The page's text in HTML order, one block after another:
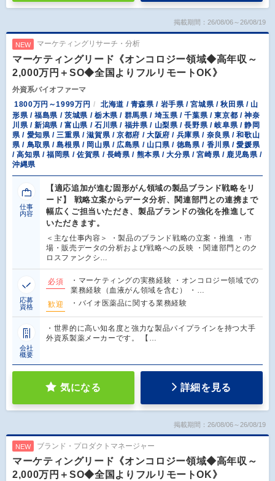
掲載期間：26/08/06～26/08/19
NEW マーケティングリサーチ・分析
マーケティングリード《オンコロジー領域◆高年収～
2,000万円＋SO◆全国よりフルリモートOK》
外資系バイオファーマ
1800万円～1999万円
北海道 / 青森県 / 岩手県 / 宮城県 / 秋田県 / 山
形県 / 福島県 / 茨城県 / 栃木県 / 群馬県 / 埼玉県 / 千葉県 / 東京都 / 神奈
川県 / 新潟県 / 富山県 / 石川県 / 福井県 / 山梨県 / 長野県 / 岐阜県 / 静岡
県 / 愛知県 / 三重県 / 滋賀県 / 京都府 / 大阪府 / 兵庫県 / 奈良県 / 和歌山
県 / 鳥取県 / 島根県 / 岡山県 / 広島県 / 山口県 / 徳島県 / 香川県 / 愛媛県
/ 高知県 / 福岡県 / 佐賀県 / 長崎県 / 熊本県 / 大分県 / 宮崎県 / 鹿児島県 /
沖縄県
仕事
内容
【適応追加が進む固形がん領域の製品ブランド戦略をリ
ード】 戦略立案からデータ分析、関連部門との連携まで
幅広くご担当いただき、製品ブランドの強化を推進して
いただきます。
＜主な仕事内容＞ ・製品のブランド戦略の立案・推進 ・市
場・販売データの分析および戦略への反映 ・関連部門とのク
ロスファンクシ…
応募
資格
必須
・マーケティングの実務経験 ・オンコロジー領域での
業務経験（血液がん領域を含む） ・…
歓迎
・バイオ医薬品に関する業務経験
会社
概要
・世界的に高い知名度と強力な製品パイプラインを持つ大手
外資系製薬メーカーです。 【…
気になる 詳細を見る
掲載期間：26/08/06～26/08/19
NEW ブランド・プロダクトマネージャー
マーケティングリード《オンコロジー領域◆高年収～
2,000万円＋SO◆全国よりフルリモートOK》